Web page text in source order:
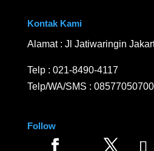
Kontak Kami
Alamat : Jl Jatiwaringin
Telp : 021-8490-4117
Telp/WA/SMS :
Follow